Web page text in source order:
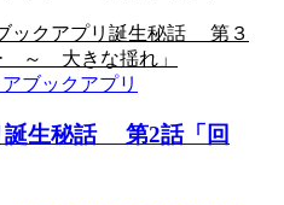
ックアプリ誕生秘話 第３
～ 大きな揺れ」
ブックアプリ
誕生秘話 第2話「回